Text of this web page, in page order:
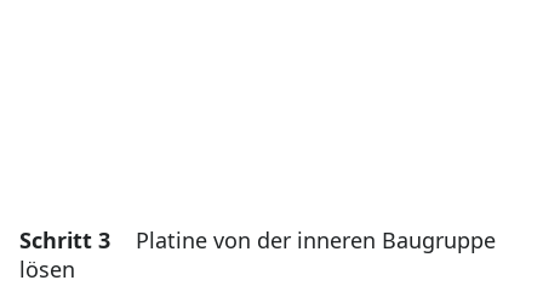
Schritt 3
Platine von der inneren Baugruppe
lösen